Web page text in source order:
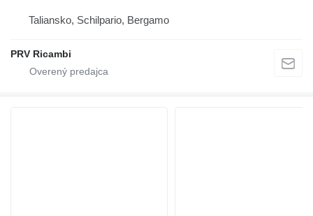
Taliansko, Schilpario, Bergamo
PRV Ricambi